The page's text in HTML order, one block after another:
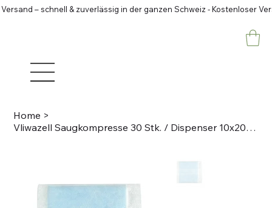
– schnell & zuverlässig in der ganzen Schweiz - Kostenloser
Home >
Vliwazell Saugkompresse 30 Stk. / Dispenser 10x20cm, steril